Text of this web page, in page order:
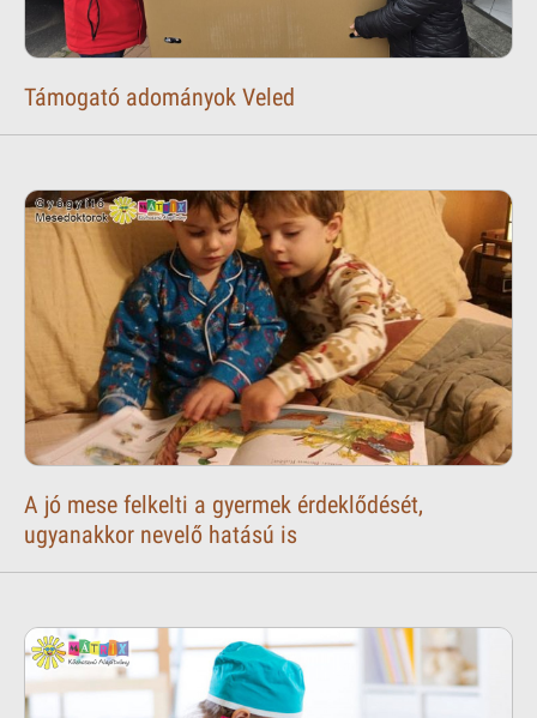
Támogató adományok Veled
A jó mese felkelti a gyermek érdeklődését,
ugyanakkor nevelő hatású is